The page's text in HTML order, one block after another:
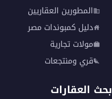
المطورين العقاريين
دليل كمبوندات مصر
مولات تجارية
قري ومنتجعات
بحث العقارات